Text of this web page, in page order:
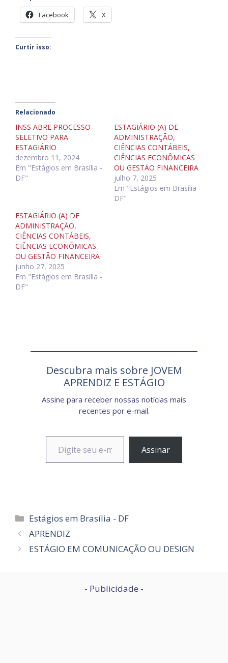
Facebook X
Curtir isso:
Relacionado
INSS ABRE PROCESSO
SELETIVO PARA
ESTAGIÁRIO
dezembro 11, 2024
Em "Estágios em Brasília -
DF"
ESTAGIÁRIO (A) DE
ADMINISTRAÇÃO,
CIÊNCIAS CONTÁBEIS,
CIÊNCIAS ECONÔMICAS
OU GESTÃO FINANCEIRA
julho 7, 2025
Em "Estágios em Brasília -
DF"
ESTAGIÁRIO (A) DE
ADMINISTRAÇÃO,
CIÊNCIAS CONTÁBEIS,
CIÊNCIAS ECONÔMICAS
OU GESTÃO FINANCEIRA
junho 27, 2025
Em "Estágios em Brasília -
DF"
Descubra mais sobre JOVEM
APRENDIZ E ESTÁGIO
Assine para receber nossas notícias mais
recentes por e-mail.
Digite seu e-mail…
Assinar
Categorias
Estágios em Brasília - DF
APRENDIZ
ESTÁGIO EM COMUNICAÇÃO OU DESIGN
- Publicidade -